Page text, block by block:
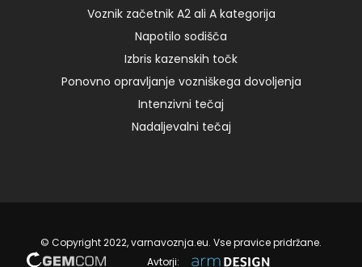
Voznik začetnik A2 ali A kategorija
Napotilo sodišča
Izbris kazenskih točk
Ponovno opravljanje vozniškega dovoljenja
Intenzivni tečaj
Nadaljevalni tečaj
© Copyright 2022, varnavoznja.eu. Vse pravice pridržane.
Avtorji: